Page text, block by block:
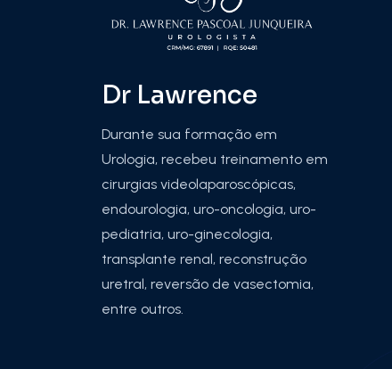
Dr Lawrence
Durante sua formação em
Urologia, recebeu treinamento em
cirurgias videolaparoscópicas,
endourologia, uro-oncologia, uro-
pediatria, uro-ginecologia,
transplante renal, reconstrução
uretral, reversão de vasectomia,
entre outros.